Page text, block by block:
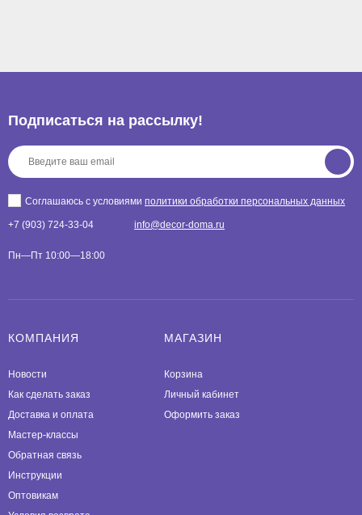
Подписаться на рассылкy!
Соглашаюсь с условиями политики обработки персональных данных
+7 (903) 724-33-04 info@decor-doma.ru
Пн—Пт 10:00—18:00
КОМПАНИЯ
Новости
Как сделать заказ
Доставка и оплата
Мастер-классы
Обратная связь
Инструкции
Оптовикам
МАГАЗИН
Корзина
Личный кабинет
Оформить заказ